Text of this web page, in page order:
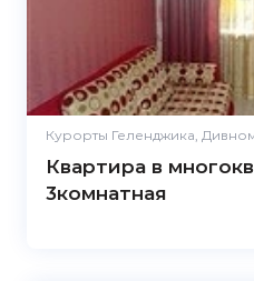
Курорты Геленджика,
Квартира в
3комнатная